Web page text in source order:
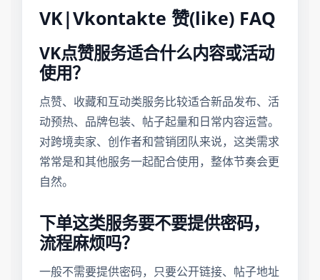
VK|Vkontakte 赞(like) FAQ
VK点赞服务适合什么内容或活动
使用？
点赞、收藏和互动类服务比较适合新品发布、活
动预热、品牌包装、帖子起量和日常内容运营。
对跨境卖家、创作者和营销团队来说，这类需求
常常是和其他服务一起配合使用，整体节奏会更
自然。
下单这类服务要不要提供密码，
流程麻烦吗？
一般不需要提供密码，只要公开链接、帖子地址